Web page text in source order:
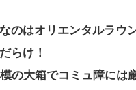
のはオリエンタルラウ
らけ！
の大箱でコミュ障には